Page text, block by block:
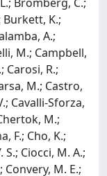
Burkett, K.;
A.;
M.; Campbell,
Carosi, R.;
M.; Castro,
Cavalli-Sforza,
M.;
F.; Cho, K.;
Ciocci, M. A.;
Convery, M. E.;